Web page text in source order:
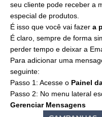
seu cliente pode receber a
especial de produtos.
É isso que você vai fazer a
É claro, sempre de forma
perder tempo e deixar a
Para adicionar uma
seguinte:
Passo 1: Acesse o Painel
Passo 2: No menu lateral
Gerenciar Mensagens